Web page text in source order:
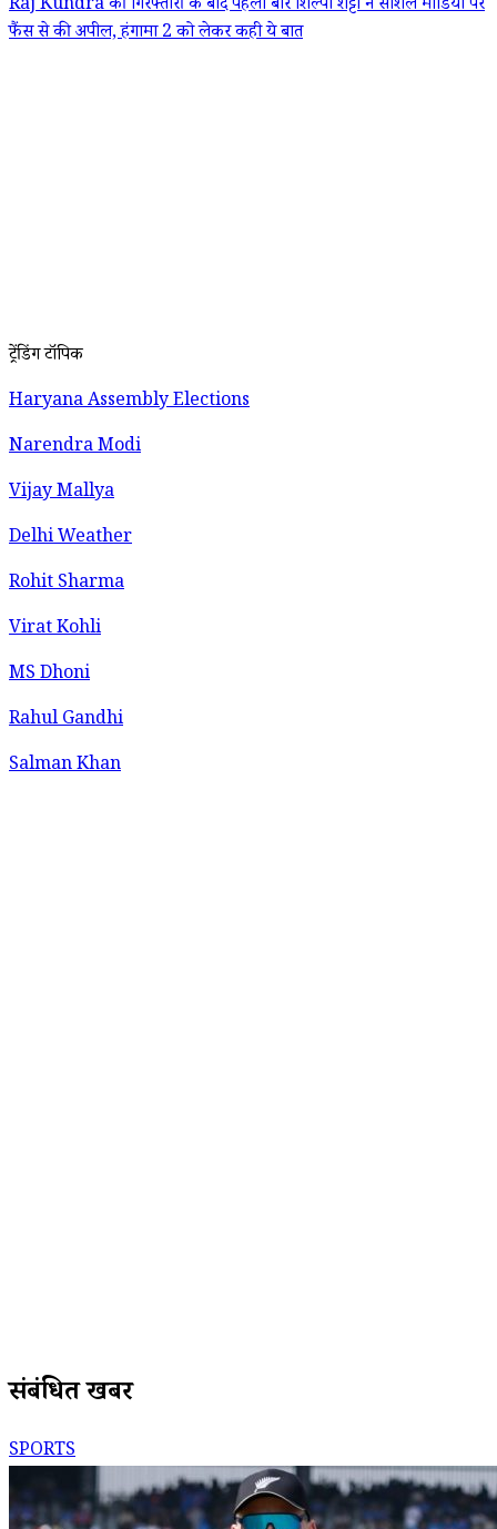
Raj Kundra की गिरफ्तारी के बाद पहली बार शिल्पा शेट्टी ने सोशल मीडिया पर
फैंस से की अपील, हंगामा 2 को लेकर कही ये बात
ट्रेंडिंग टॉपिक
Haryana Assembly Elections
Narendra Modi
Vijay Mallya
Delhi Weather
Rohit Sharma
Virat Kohli
MS Dhoni
Rahul Gandhi
Salman Khan
संबंधित खबरें
SPORTS